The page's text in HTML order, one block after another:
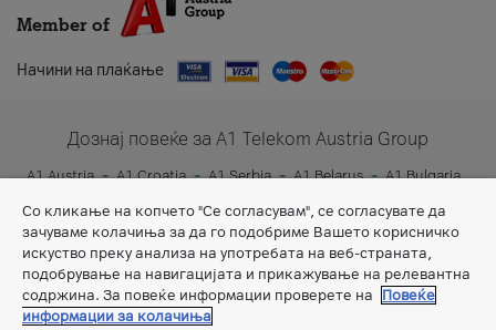
Member of
Начини на плаќање
Дознај повеќе за A1 Telekom Austria Group
A1 Austria A1 Croatia A1 Serbia A1 Belarus
A1 Bulgaria
A1 Slovenia
A1 Digital
Со кликање на копчето "Се согласувам", се согласувате да
зачуваме колачиња за да го подобриме Вашето корисничко
искуство преку анализа на употребата на веб-страната,
подобрување на навигацијата и прикажување на релевантна
содржина. За повеќе информации проверете на
Повеќе
информации за колачиња